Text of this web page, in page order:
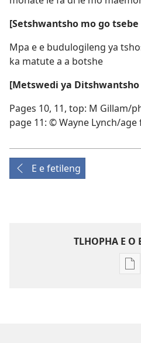
[Setshwantsho mo go tsebe
Mpa e e budulogileng ya
ka matute a a botshe
[Metswedi ya
Pages 10, 11, top: M Gillam/
page 11: © Wayne Lynch/
E e fetileng
TLHOPHA E O